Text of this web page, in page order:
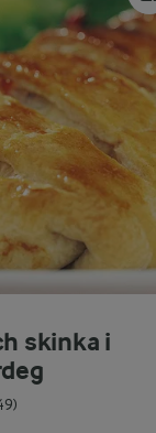
skinka i